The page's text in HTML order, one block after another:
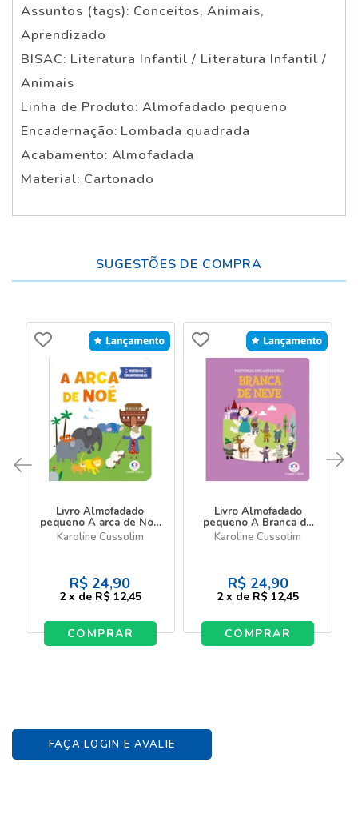
Assuntos (tags): Conceitos, Animais,
Aprendizado
BISAC: Literatura Infantil / Literatura Infantil /
Animais
Linha de Produto: Almofadado pequeno
Encadernação: Lombada quadrada
Acabamento: Almofadada
Material: Cartonado
SUGESTÕES DE COMPRA
Livro Almofadado
pequeno A arca de Noé
- Livro almofadado
Karoline Cussolim
R$ 24,90
2 x de R$ 12,45
COMPRAR
Livro Almofadado
pequeno A Branca de
Neve - Livro almofadado
Karoline Cussolim
R$ 24,90
2 x de R$ 12,45
COMPRAR
FAÇA LOGIN E AVALIE